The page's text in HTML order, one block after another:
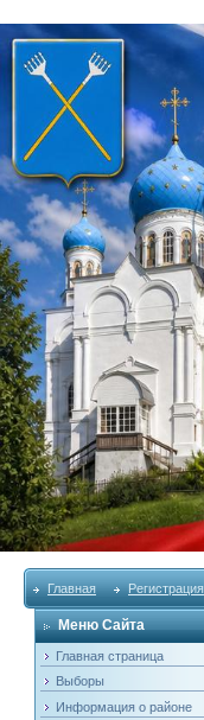
Главная Регистрация
Меню Сайта
Главная страница
Выборы
Информация о районе